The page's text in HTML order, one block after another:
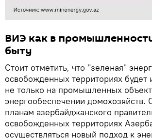
ВИЭ как в
быту
Стоит отметить, что "зеленая"
освобожденных территориях будет
не только на промышленных
энергообеспечении домохозяйств.
планам азербайджанского
освобожденных территориях
осуществляться новый подход к